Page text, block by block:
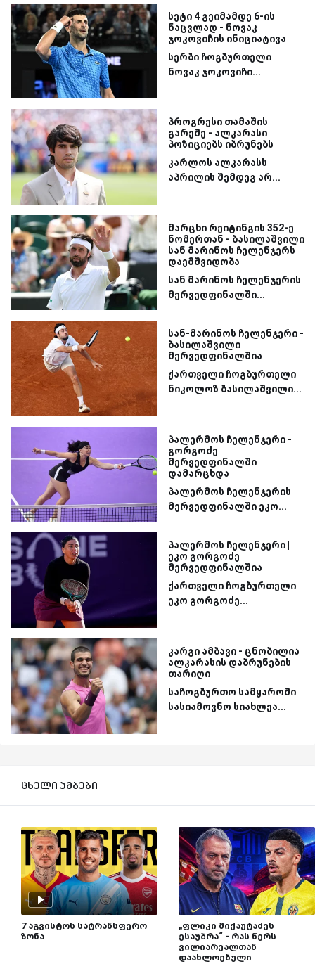
სეტი 4 გეიმამდე 6-ის
ნაცვლად - ნოვაკ
ჯოკოვიჩის ინიციატივა
სერბი ჩოგბურთელი
ნოვაკ ჯოკოვიჩი...
პროგრესი თამაშის
გარეშე - ალკარასი
პოზიციებს იბრუნებს
კარლოს ალკარასს
აპრილის შემდეგ არ...
მარცხი რეიტინგის 352-ე
ნომერთან - ბასილაშვილი
სან მარინოს ჩელენჯერს
დაემშვიდობა
სან მარინოს ჩელენჯერის
მერვედფინალში...
სან-მარინოს ჩელენჯერი -
ბასილაშვილი
მერვედფინალშია
ქართველი ჩოგბურთელი
ნიკოლოზ ბასილაშვილი...
პალერმოს ჩელენჯერი -
გორგოძე
მერვედფინალში
დამარცხდა
პალერმოს ჩელენჯერის
მერვედფინალში ეკო...
პალერმოს ჩელენჯერი |
ეკო გორგოძე
მერვედფინალშია
ქართველი ჩოგბურთელი
ეკო გორგოძე...
კარგი ამბავი - ცნობილია
ალკარასის დაბრუნების
თარიღი
საჩოგბურთო სამყაროში
სასიამოვნო სიახლეა...
ცხელი ამბები
7 აგვისტოს სატრანსფერო
ზონა
„ფლიკი მიქაუტაძეს
ესაუბრა“ - რას წერს
ვილიარეალთან
დაახლოებული